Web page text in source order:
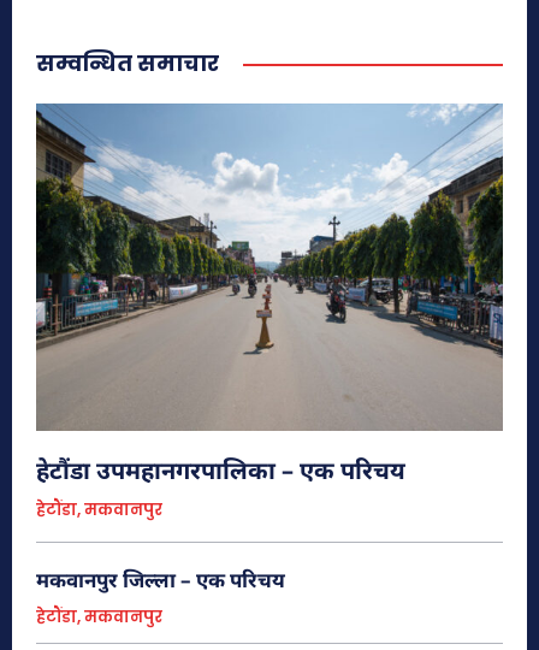
ऐतिहासिक मकवानपुरगढी दरबार ( हेटौंडाबाट
१७ कि.मि. पूर्व )
हेटौंडा अनलाईन
आधुनिक नेपालको स्थापना हुनुपूर्व गण्डकी प्रदेशमा आधिपत्य जमाउन सफल
सेन वंशीय शासनको ऐतिहासिक बिरासतको जीवन्त इतिहास बोकेको स्थान
मकवानपुर गढी हो। परम्परागत तर उन्नत...
शहिद स्मारक (हेटौंडाबाट ४.५ कि.मि. पश्चिम)
हेटौंडा अनलाईन
राष्ट्रियता, प्रजातन्त्र र जनजीविकाका लागि इतिहासको विभिन्न कालखण्डमा
जीवन उत्सर्ग गर्ने सहिदहरको प्रतिक स्वरुप बाह्र जना सहिदका आकृति एउटै
सम्वन्धित समाचार
हेटौंडा उपमहानगरपालिका – एक परिचय
हेटौंडा, मकवानपुर
मकवानपुर जिल्ला – एक परिचय
हेटौंडा, मकवानपुर